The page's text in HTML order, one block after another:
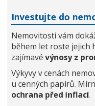
Investujte do
Nemovitosti vám
během let roste jejich
zajímavé výnosy z
Výkyvy v cenách
u cenných papírů.
ochrana před inflací.